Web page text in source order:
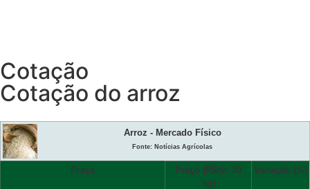
Cotação
Cotação do arroz
Arroz - Mercado Físico
Fonte: Notícias Agrícolas
Praça
Preço (R$/sc 50
kg)
Variação (%)